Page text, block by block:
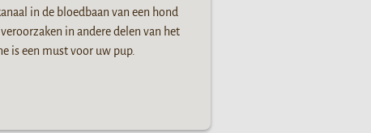
in de bloedbaan van een hond
in andere delen van het
is een must voor uw pup.